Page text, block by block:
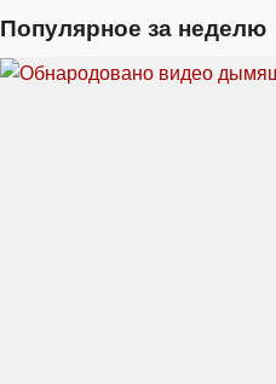
Популярное за неделю